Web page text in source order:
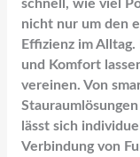
schnell, wie viel
nicht nur um den
Effizienz im
und Komfort
vereinen. Von
lässt sich
Verbindung von